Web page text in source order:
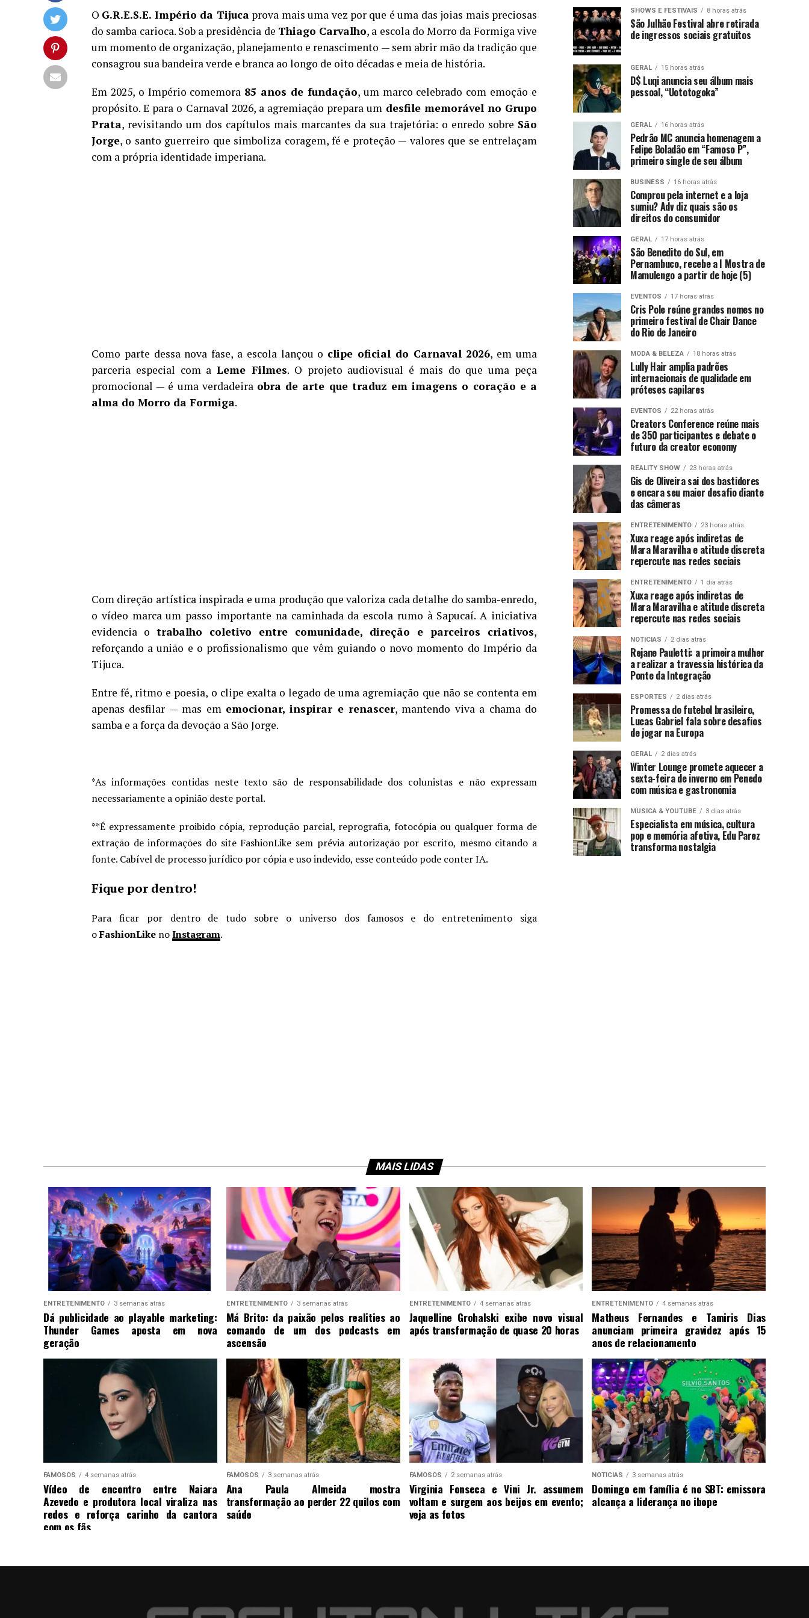
O G.R.E.S.E. Império da Tijucaprova mais uma vez por que é uma das joias mais preciosas
do samba carioca. Sob a presidência de Thiago Carvalho, a escola do Morro da Formiga vive
um momento de organização, planejamento e renascimento — sem abrir mão da tradição que
consagrou sua bandeira verde e branca ao longo de oito décadas e meia de história.
Em 2025, o Império comemora 85 anos de fundação, um marco celebrado com emoção e
propósito. E para o Carnaval 2026, a agremiação prepara um desfile memorável no Grupo
Prata, revisitando um dos capítulos mais marcantes da sua trajetória: o enredo sobre São
Jorge, o santo guerreiro que simboliza coragem, fé e proteção — valores que se entrelaçam
com a própria identidade imperiana.
Como parte dessa nova fase, a escola lançou o clipe oficial do Carnaval 2026, em uma
parceria especial com aLeme Filmes. O projeto audiovisual é mais do que uma peça
promocional — é uma verdadeira obra de arte que traduz em imagens o coração e a
alma do Morro da Formiga.
Com direção artística inspirada e uma produção que valoriza cada detalhe do samba-enredo,
o vídeo marca um passo importante na caminhada da escola rumo à Sapucaí. A iniciativa
evidencia o trabalho coletivo entre comunidade, direção e parceiros criativos,
reforçando a união e o profissionalismo que vêm guiando o novo momento do Império da
Tijuca.
Entre fé, ritmo e poesia, o clipe exalta o legado de uma agremiação que não se contenta em
apenas desfilar — mas em emocionar, inspirar e renascer, mantendo viva a chama do
samba e a força da devoção a São Jorge.
*As informações contidas neste texto são de responsabilidade dos colunistas e não expressam
necessariamente a opinião deste portal.
**É expressamente proibido cópia, reprodução parcial, reprografia, fotocópia ou qualquer forma de
extração de informações do site FashionLike sem prévia autorização por escrito, mesmo citando a
fonte. Cabível de processo jurídico por cópia e uso indevido, esse conteúdo pode conter IA.
Fique por dentro!
Para ficar por dentro de tudo sobre o universo dos famosos e do entretenimento siga
oFashionLike noInstagram.
SHOWS E FESTIVAIS 8 horas atrás
São Julhão Festival abre retirada
de ingressos sociais gratuitos
GERAL 15 horas atrás
D$ Luqi anuncia seu álbum mais
pessoal, “Uototogoka”
GERAL 16 horas atrás
Pedrão MC anuncia homenagem a
Felipe Boladão em “Famoso P”,
primeiro single de seu álbum
BUSINESS 16 horas atrás
Comprou pela internet e a loja
sumiu? Adv diz quais são os
direitos do consumidor
GERAL 17 horas atrás
São Benedito do Sul, em
Pernambuco, recebe a I Mostra de
Mamulengo a partir de hoje (5)
EVENTOS 17 horas atrás
Cris Pole reúne grandes nomes no
primeiro festival de Chair Dance
do Rio de Janeiro
MODA & BELEZA 18 horas atrás
Lully Hair amplia padrões
internacionais de qualidade em
próteses capilares
EVENTOS 22 horas atrás
Creators Conference reúne mais
de 350 participantes e debate o
futuro da creator economy
REALITY SHOW 23 horas atrás
Gis de Oliveira sai dos bastidores
e encara seu maior desafio diante
das câmeras
ENTRETENIMENTO 23 horas atrás
Xuxa reage após indiretas de
Mara Maravilha e atitude discreta
repercute nas redes sociais
ENTRETENIMENTO 1 dia atrás
Xuxa reage após indiretas de
Mara Maravilha e atitude discreta
repercute nas redes sociais
NOTICIAS 2 dias atrás
Rejane Pauletti: a primeira mulher
a realizar a travessia histórica da
Ponte da Integração
ESPORTES 2 dias atrás
Promessa do futebol brasileiro,
Lucas Gabriel fala sobre desafios
de jogar na Europa
GERAL 2 dias atrás
Winter Lounge promete aquecer a
sexta-feira de inverno em Penedo
com música e gastronomia
MUSICA & YOUTUBE 3 dias atrás
Especialista em música, cultura
pop e memória afetiva, Edu Parez
transforma nostalgia
MAIS LIDAS
ENTRETENIMENTO 3 semanas atrás
Dá publicidade ao playable marketing:
Thunder Games aposta em nova
geração
ENTRETENIMENTO 3 semanas atrás
Má Brito: da paixão pelos realities ao
comando de um dos podcasts em
ascensão
ENTRETENIMENTO 4 semanas atrás
Jaquelline Grohalski exibe novo visual
após transformação de quase 20 horas
ENTRETENIMENTO 4 semanas atrás
Matheus Fernandes e Tamiris Dias
anunciam primeira gravidez após 15
anos de relacionamento
FAMOSOS 4 semanas atrás
Vídeo de encontro entre Naiara
Azevedo e produtora local viraliza nas
redes e reforça carinho da cantora
com os fãs
FAMOSOS 3 semanas atrás
Ana Paula Almeida mostra
transformação ao perder 22 quilos com
saúde
FAMOSOS 2 semanas atrás
Virginia Fonseca e Vini Jr. assumem
voltam e surgem aos beijos em evento;
veja as fotos
NOTICIAS 3 semanas atrás
Domingo em família é no SBT: emissora
alcança a liderança no ibope